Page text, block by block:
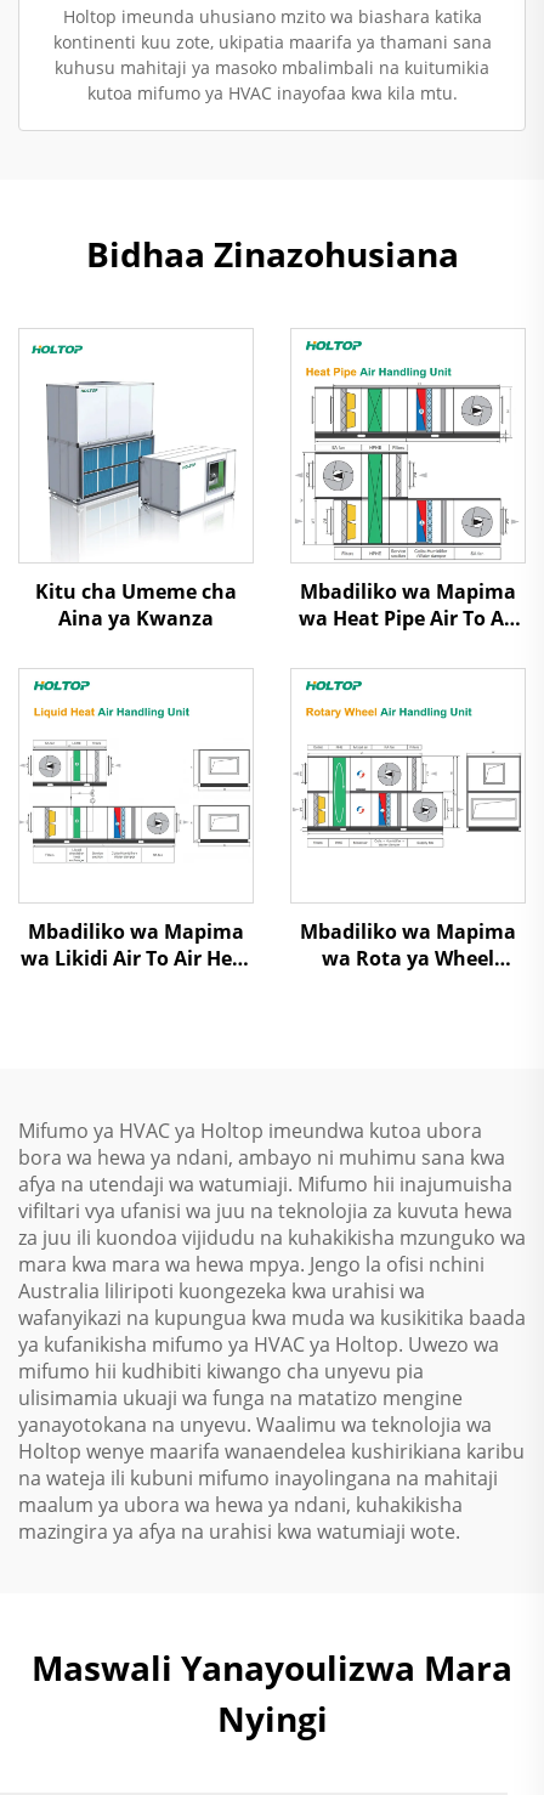
Holtop imeunda uhusiano mzito wa biashara katika
kontinenti kuu zote, ukipatia maarifa ya thamani sana
kuhusu mahitaji ya masoko mbalimbali na kuitumikia
kutoa mifumo ya HVAC inayofaa kwa kila mtu.
Bidhaa Zinazohusiana
Kitu cha Umeme cha
Aina ya Kwanza
Mbadiliko wa Mapima
wa Heat Pipe Air To Air
Handling Unit
Mbadiliko wa Mapima
wa Likidi Air To Air Heat
Mbadiliko wa Mapima
wa Rota ya Wheel
Mifumo ya HVAC ya Holtop imeundwa kutoa ubora
bora wa hewa ya ndani, ambayo ni muhimu sana kwa
afya na utendaji wa watumiaji. Mifumo hii inajumuisha
vifiltari vya ufanisi wa juu na teknolojia za kuvuta hewa
za juu ili kuondoa vijidudu na kuhakikisha mzunguko wa
mara kwa mara wa hewa mpya. Jengo la ofisi nchini
Australia liliripoti kuongezeka kwa urahisi wa
wafanyikazi na kupungua kwa muda wa kusikitika baada
ya kufanikisha mifumo ya HVAC ya Holtop. Uwezo wa
mifumo hii kudhibiti kiwango cha unyevu pia
ulisimamia ukuaji wa funga na matatizo mengine
yanayotokana na unyevu. Waalimu wa teknolojia wa
Holtop wenye maarifa wanaendelea kushirikiana karibu
na wateja ili kubuni mifumo inayolingana na mahitaji
maalum ya ubora wa hewa ya ndani, kuhakikisha
mazingira ya afya na urahisi kwa watumiaji wote.
Maswali Yanayoulizwa Mara
Nyingi